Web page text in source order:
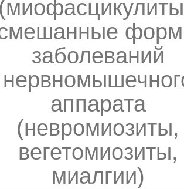
заболеваний
аппарата
(невромиозиты,
вегетомиозиты,
миалгии)